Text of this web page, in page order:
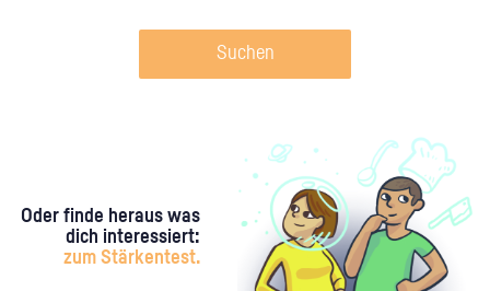
Suchen
Oder finde heraus was
dich interessiert:
zum Stärkentest.